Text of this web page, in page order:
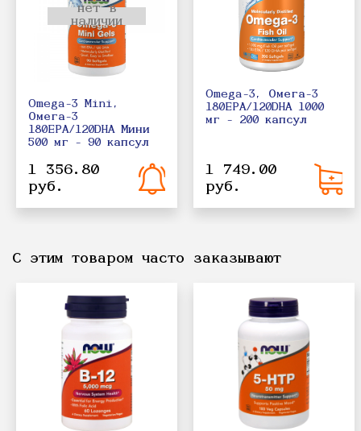
нет в
наличии
Omega-3 Mini,
Омега-3
180EPA/120DHA Мини
500 мг - 90 капсул
1 356.80
руб.
Omega-3, Омега-3
180EPA/120DHA 1000
мг - 200 капсул
1 749.00
руб.
С этим товаром часто заказывают